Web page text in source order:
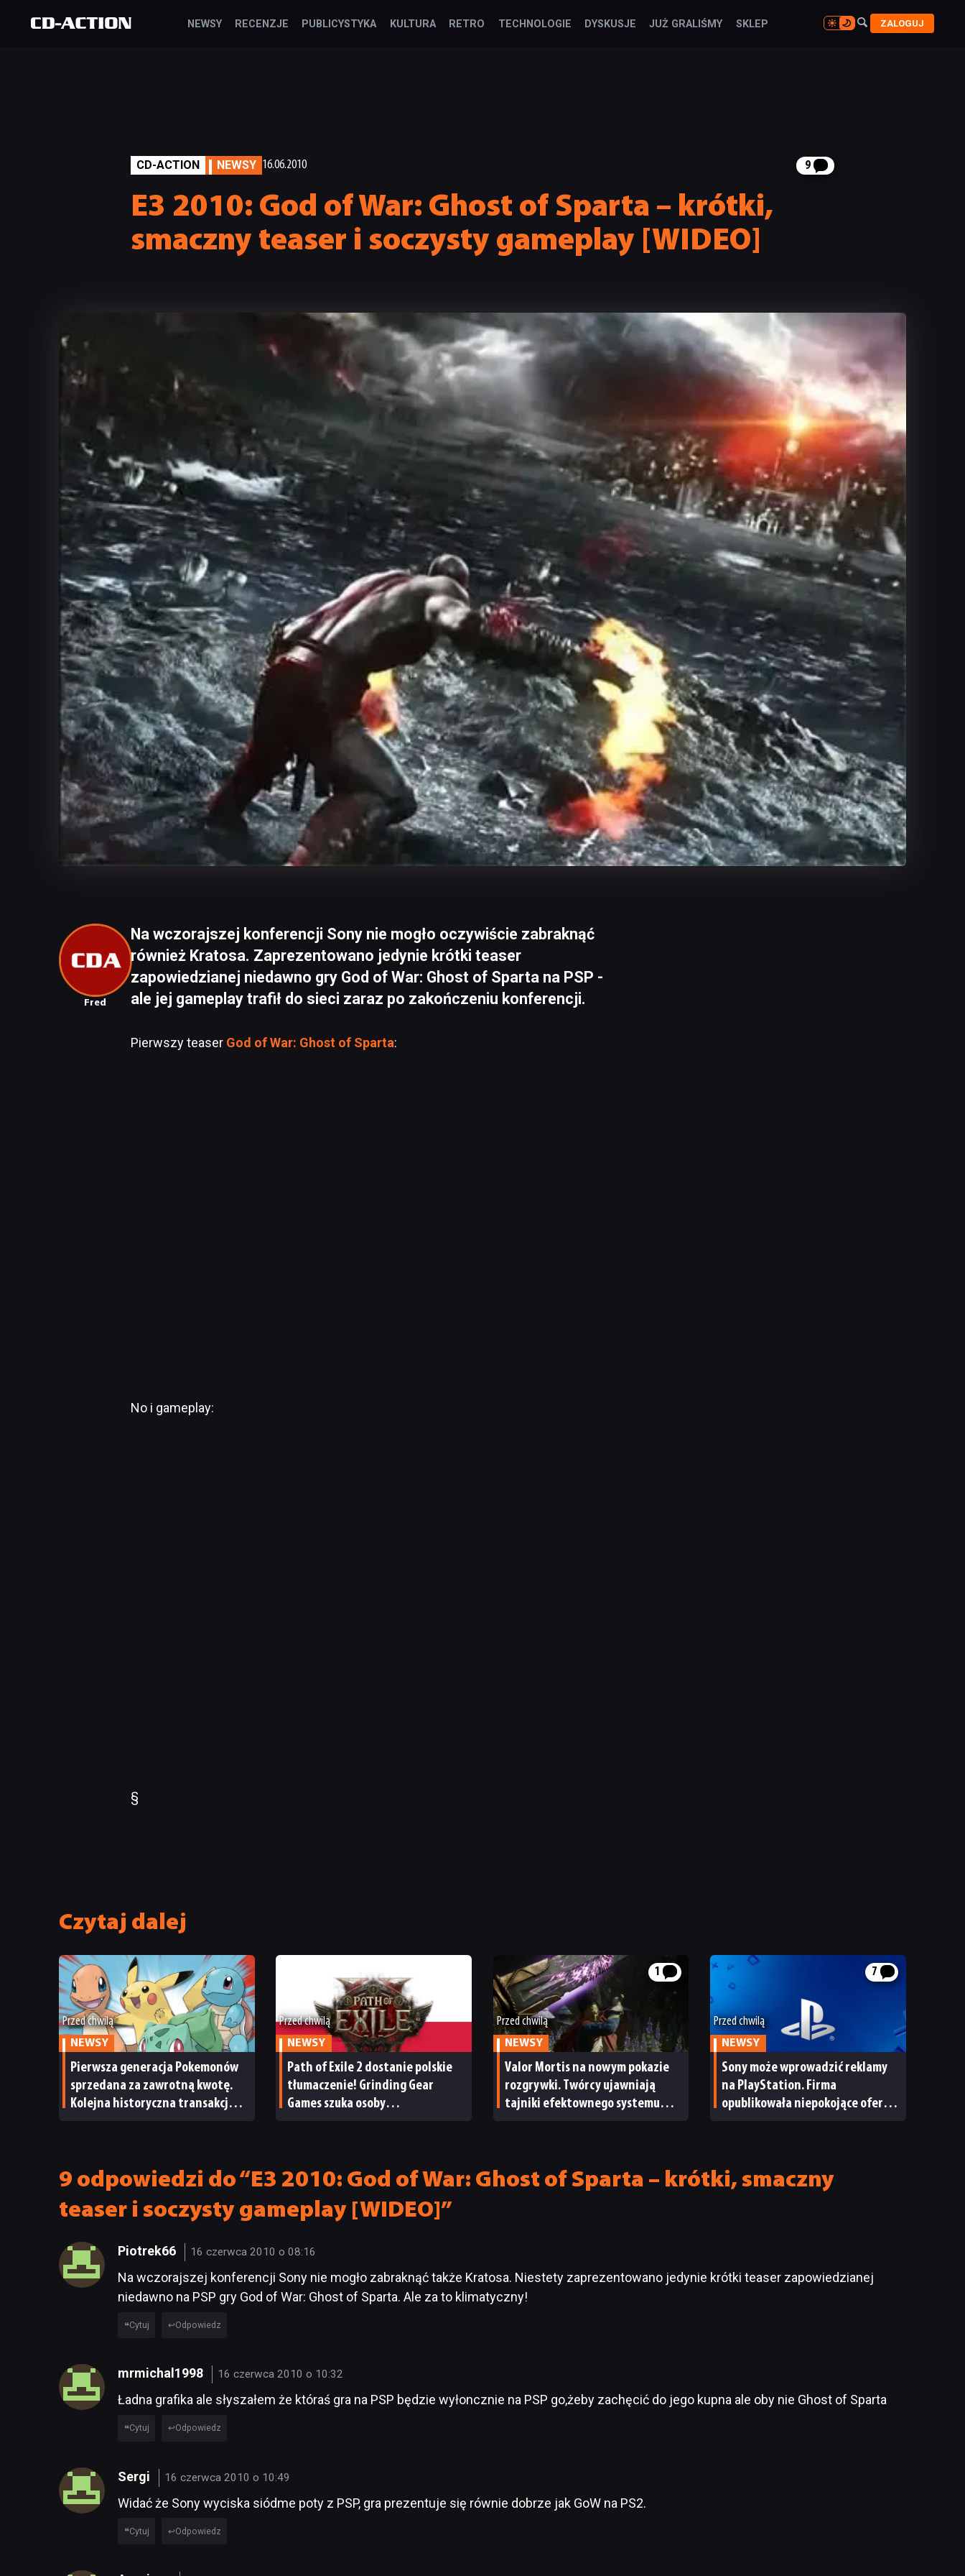
NEWSY RECENZJE PUBLICYSTYKA KULTURA RETRO TECHNOLOGIE DYSKUSJE JUŻ GRALIŚMY SKLEP 
 ZALOGUJ
CD-ACTION NEWSY 16.06.2010 9
E3 2010: God of War: Ghost of Sparta – krótki,
smaczny teaser i soczysty gameplay [WIDEO]
Fred
Na wczorajszej konferencji Sony nie mogło oczywiście zabraknąć
również Kratosa. Zaprezentowano jedynie krótki teaser
zapowiedzianej niedawno gry God of War: Ghost of Sparta na PSP -
ale jej gameplay trafił do sieci zaraz po zakończeniu konferencji.
Pierwszy teaser God of War: Ghost of Sparta:
No i gameplay:
§
Czytaj dalej
Przed chwilą
NEWSY
Pierwsza generacja Pokemonów
sprzedana za zawrotną kwotę.
Kolejna historyczna transakcja
Przed chwilą
NEWSY
Path of Exile 2 dostanie polskie
tłumaczenie! Grinding Gear
Games szuka osoby
1
Przed chwilą
NEWSY
Valor Mortis na nowym pokazie
rozgrywki. Twórcy ujawniają
tajniki efektownego systemu
7
Przed chwilą
NEWSY
Sony może wprowadzić reklamy
na PlayStation. Firma
opublikowała niepokojące oferty
9 odpowiedzi do “E3 2010: God of War: Ghost of Sparta – krótki, smaczny
teaser i soczysty gameplay [WIDEO]”
Piotrek66 16 czerwca 2010 o 08:16
Na wczorajszej konferencji Sony nie mogło zabraknąć także Kratosa. Niestety zaprezentowano jedynie krótki teaser zapowiedzianej
niedawno na PSP gry God of War: Ghost of Sparta. Ale za to klimatyczny!
Cytuj Odpowiedz
mrmichal1998 16 czerwca 2010 o 10:32
Ładna grafika ale słyszałem że któraś gra na PSP będzie wyłoncznie na PSP go,żeby zachęcić do jego kupna ale oby nie Ghost of Sparta
Cytuj Odpowiedz
Sergi 16 czerwca 2010 o 10:49
Widać że Sony wyciska siódme poty z PSP, gra prezentuje się równie dobrze jak GoW na PS2.
Cytuj Odpowiedz